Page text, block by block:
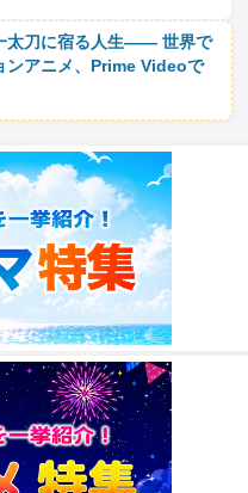
太刀に宿る人生―― 世界で
ンアニメ、Prime Videoで